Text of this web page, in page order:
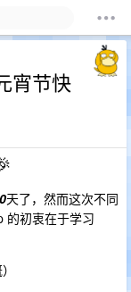
宵节快
天了，然而这次不同
的初衷在于学习